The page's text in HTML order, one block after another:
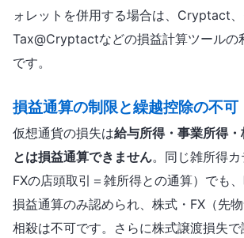
ォレットを併用する場合は、Cryptact、
Tax@Cryptactなどの損益計算ツールの
です。
損益通算の制限と繰越控除の不可
仮想通貨の損失は給与所得・事業所得
とは損益通算できません。同じ雑所得カ
FXの店頭取引＝雑所得との通算）でも
損益通算のみ認められ、株式・FX（先
相殺は不可です。さらに株式譲渡損失